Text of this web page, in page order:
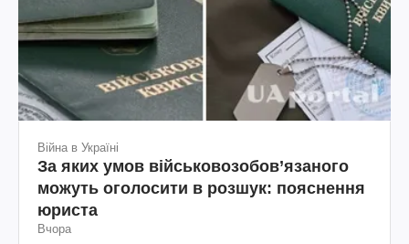
Війна в Україні
За яких умов військовозобов’язаного
можуть оголосити в розшук: пояснення
юриста
Вчора